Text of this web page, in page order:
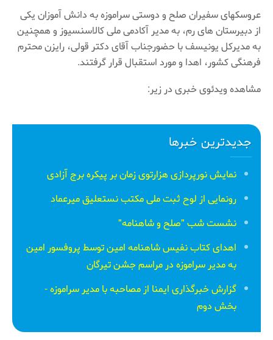
عروسكهای سفیران صلح و دوستی سراموزه به دانش آموزان یكی
از دبیرستان های رم، به مدیر آكادمی ملی كالاسنسیوز و همچنین
به مدیركل یونیسف با حضورجناب آقای دكتر قولی، رایزن محترم
فرهنگی كشور، اهدا و مورد استقبال قرار گرفتند.
مشاهده ویدئوی خبری در زیر:
جدیدترین خبرها
نمایش نورپردازی هزارتوی زمان بر پیکره برج آزادی
رونمایی از لوح ثبت ملی مكتب نستعلیق میرعماد
نشست شب "صلح و شاهنامه"
اهدای کتاب نفیس شاهنامه امین توسط پروفسور امین
به مدیر سراموزه در مراسم جشن تیرگان
گزارش خبرگذاری ایمنا از مصاحبه با مدیر سراموزه -
بخش دوم